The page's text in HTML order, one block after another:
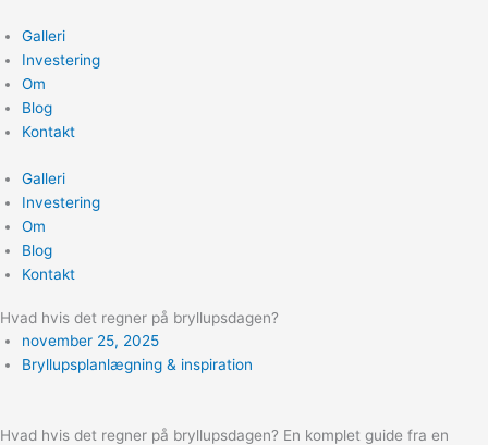
til
indholdet
Galleri
Investering
Om
Blog
Kontakt
Galleri
Investering
Om
Blog
Kontakt
Hvad hvis det regner på bryllupsdagen?
november 25, 2025
Bryllupsplanlægning & inspiration
Hvad hvis det regner på bryllupsdagen? En komplet guide fra en